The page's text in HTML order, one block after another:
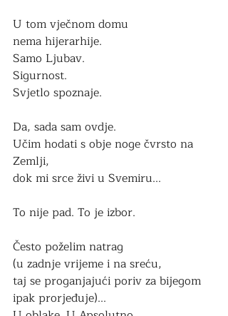
U tom vječnom domu
nema hijerarhije.
Samo Ljubav.
Sigurnost.
Svjetlo spoznaje.
Da, sada sam ovdje.
Učim hodati s obje noge čvrsto na
Zemlji,
dok mi srce živi u Svemiru...
To nije pad. To je izbor.
Često poželim natrag
(u zadnje vrijeme i na sreću,
taj se proganjajući poriv za bijegom
ipak prorjeđuje)...